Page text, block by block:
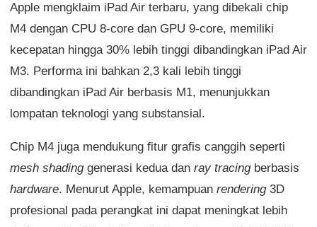
Apple mengklaim iPad Air terbaru, yang dibekali chip
M4 dengan CPU 8-core dan GPU 9-core, memiliki
kecepatan hingga 30% lebih tinggi dibandingkan iPad Air
M3. Performa ini bahkan 2,3 kali lebih tinggi
dibandingkan iPad Air berbasis M1, menunjukkan
lompatan teknologi yang substansial.
Chip M4 juga mendukung fitur grafis canggih seperti
mesh shadinggenerasi kedua dan ray tracingberbasis
hardware. Menurut Apple, kemampuan rendering3D
profesional pada perangkat ini dapat meningkat lebih